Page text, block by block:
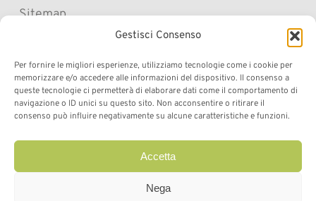
Gestisci Consenso
Per fornire le migliori esperienze, utilizziamo tecnologie come i cookie per
memorizzare e/o accedere alle informazioni del dispositivo. Il consenso a
queste tecnologie ci permetterà di elaborare dati come il comportamento di
navigazione o ID unici su questo sito. Non acconsentire o ritirare il
consenso può influire negativamente su alcune caratteristiche e funzioni.
Accetta
Nega
Sitemap
Privacy Policy “Referti Online”
Società trasparente
Impressum